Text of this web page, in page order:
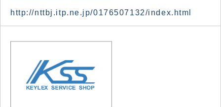
http://nttbj.itp.ne.jp/0176507132/index.html